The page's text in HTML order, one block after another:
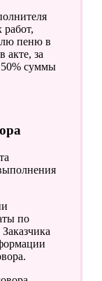
пеню в
акте, за
50% суммы
по